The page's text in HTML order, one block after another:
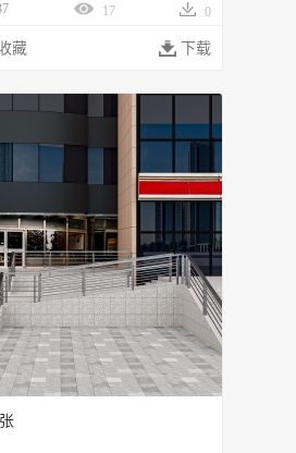
17 0
藏  下载